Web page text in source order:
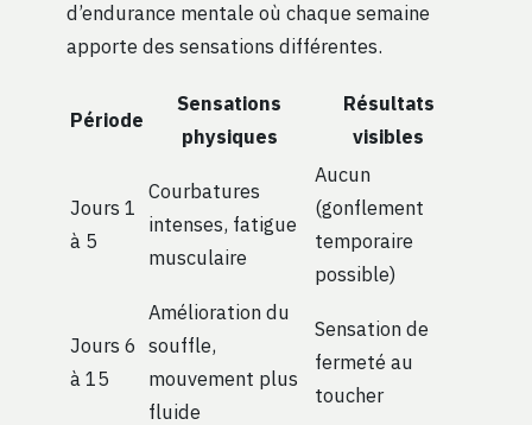
d’endurance mentale où chaque semaine
apporte des sensations différentes.
Période
Sensations
physiques
Résultats
visibles
Jours 1
à 5
Courbatures
intenses, fatigue
musculaire
Aucun
(gonflement
temporaire
possible)
Jours 6
à 15
Amélioration du
souffle,
mouvement plus
fluide
Sensation de
fermeté au
toucher